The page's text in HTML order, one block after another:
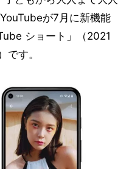
が7月に新機能
ショート」（2021
です。